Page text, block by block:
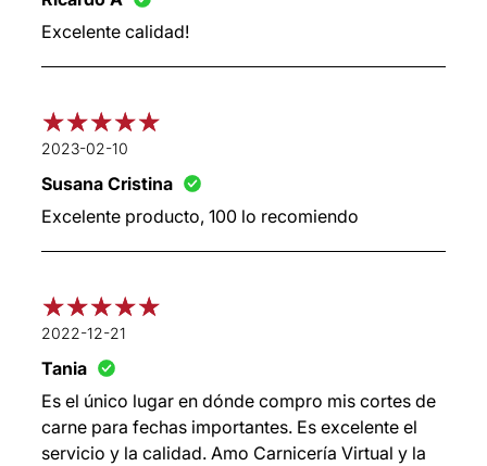
Excelente calidad!
2023-02-10
Susana Cristina
Excelente producto, 100 lo recomiendo
2022-12-21
Tania
Es el único lugar en dónde compro mis cortes de
carne para fechas importantes. Es excelente el
servicio y la calidad. Amo Carnicería Virtual y la